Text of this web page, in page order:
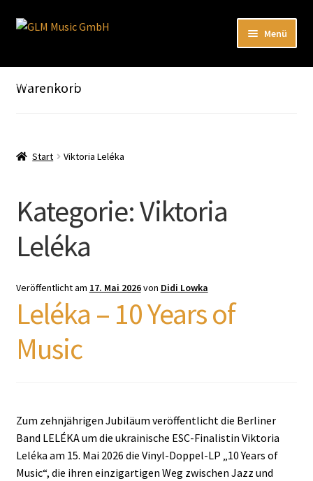
Hier sind unsere Neuigkeiten zu hören: Spotify
Zur
Zum
Menü
Unser Katalog
Warenkorb
Start Viktoria Leléka
Kategorie:Viktoria
Leléka
Veröffentlicht am 17. Mai 2026von Didi Lowka
Leléka – 10 Years of
Music
Zum zehnjährigen Jubiläum veröffentlicht die Berliner
Band LELÉKA um die ukrainische ESC-Finalistin Viktoria
Leléka am 15. Mai 2026 die Vinyl-Doppel-LP „10 Years of
Music“, die ihren einzigartigen Weg zwischen Jazz und